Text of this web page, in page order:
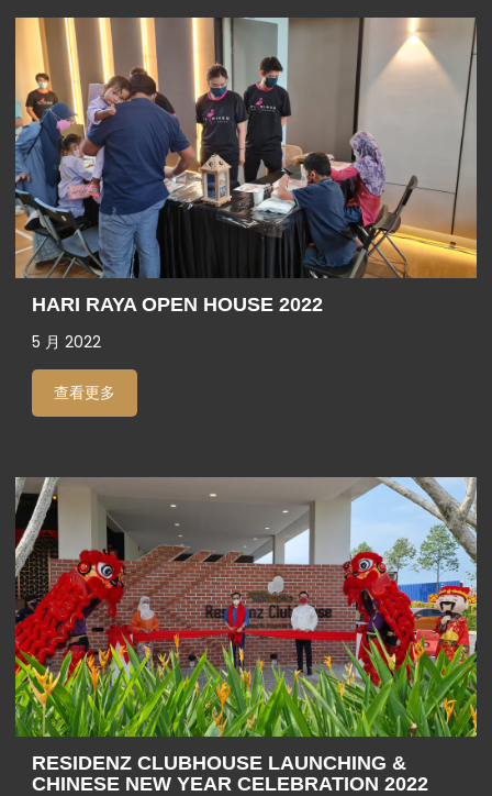
HARI RAYA OPEN HOUSE 2022
5 月 2022
查看更多
RESIDENZ CLUBHOUSE LAUNCHING &
CHINESE NEW YEAR CELEBRATION 2022